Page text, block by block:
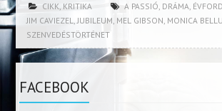
CIKK, KRITIKA A PASSIÓ, DRÁMA,
JIM CAVIEZEL,JUBILEUM, MEL GIBSON, MONICA
SZENVEDÉSTÖRTÉNET
FACEBOOK